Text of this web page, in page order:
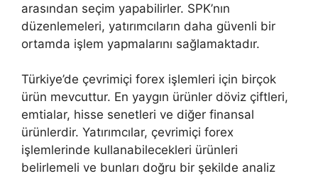
arasından seçim yapabilirler. SPK’nın
düzenlemeleri, yatırımcıların daha güvenli bir
ortamda işlem yapmalarını sağlamaktadır.
Türkiye’de çevrimiçi forex işlemleri için birçok
ürün mevcuttur. En yaygın ürünler döviz çiftleri,
emtialar, hisse senetleri ve diğer finansal
ürünlerdir. Yatırımcılar, çevrimiçi forex
işlemlerinde kullanabilecekleri ürünleri
belirlemeli ve bunları doğru bir şekilde analiz